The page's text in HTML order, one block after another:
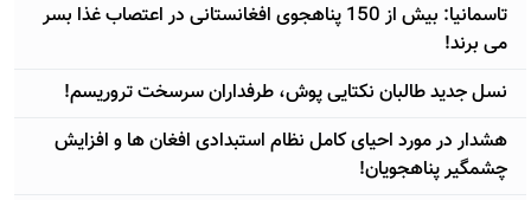
تاسمانیا: بیش از 150 پناهجوی افغانستانی در اعتصاب غذا بسر
می برند!
نسل جدید طالبان نکتایی پوش، طرفداران سرسخت تروریسم!
هشدار در مورد احیای کامل نظام استبدادی افغان ها و افزایش
چشمگیر پناهجویان!